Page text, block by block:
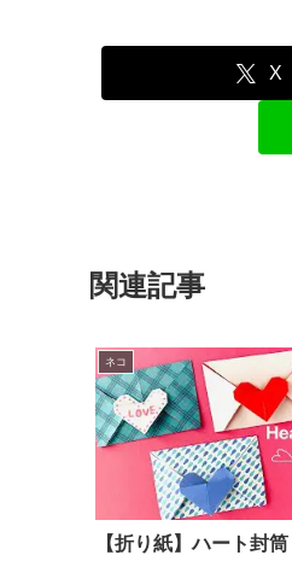
X
関連記事
ネコ
【折り紙】ハート封筒 Heart